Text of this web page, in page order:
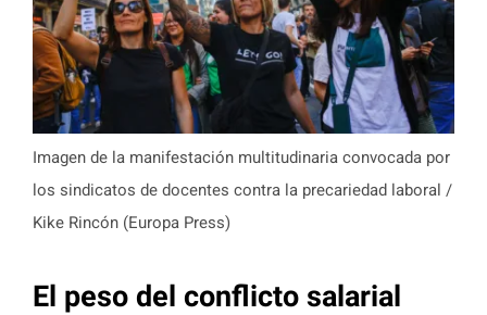
Imagen de la manifestación multitudinaria convocada por
los sindicatos de docentes contra la precariedad laboral /
Kike Rincón (Europa Press)
El peso del conflicto salarial